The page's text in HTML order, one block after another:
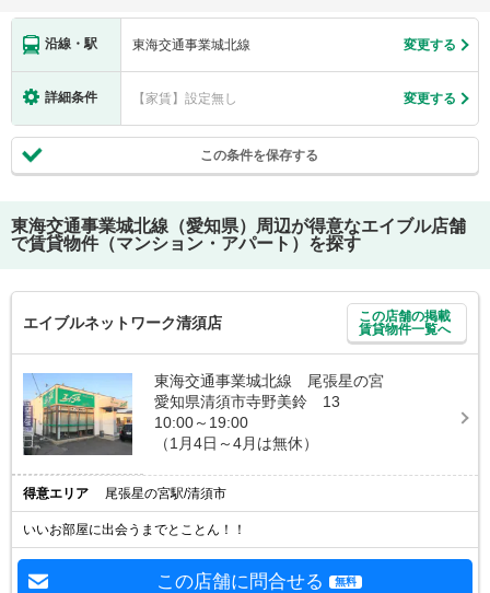
沿線・駅 東海交通事業城北線 変更する
詳細条件 【家賃】設定無し 変更する
この条件を保存する
東海交通事業城北線（愛知県）
周辺が得意なエイブル店舗
で賃貸物件（マンション・アパート）を探す
エイブルネットワーク清須店
この店舗の掲載
賃貸物件一覧へ
東海交通事業城北線 尾張星の宮
愛知県清須市寺野美鈴 13
10:00～19:00
（1月4日～4月は無休）
得意エリア 尾張星の宮駅/清須市
いいお部屋に出会うまでとことん！！
この店舗に問合せる 無料